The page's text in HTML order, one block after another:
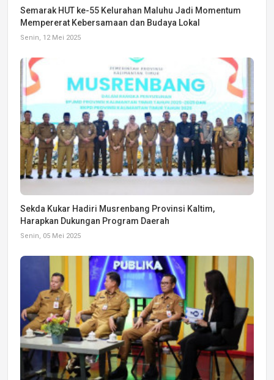
Semarak HUT ke-55 Kelurahan Maluhu Jadi Momentum
Mempererat Kebersamaan dan Budaya Lokal
Senin, 12 Mei 2025
Sekda Kukar Hadiri Musrenbang Provinsi Kaltim,
Harapkan Dukungan Program Daerah
Senin, 05 Mei 2025